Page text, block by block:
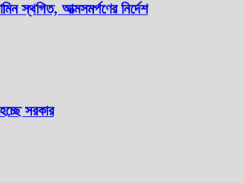
স্থগিত, আত্মসমর্পণের নির্দেশ
সরকার